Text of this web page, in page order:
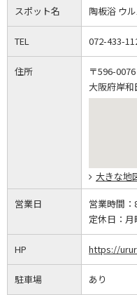
スポット名 陶板浴 ウ
TEL 072-433-
住所
〒596-0076
大阪府岸
大きな地
営業日 営業時間：
定休日：
HP https://
駐車場 あり